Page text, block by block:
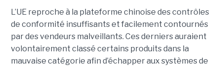
L’UE reproche à la plateforme chinoise des contrôles
de conformité insuffisants et facilement contournés
par des vendeurs malveillants. Ces derniers auraient
volontairement classé certains produits dans la
mauvaise catégorie afin d’échapper aux systèmes de